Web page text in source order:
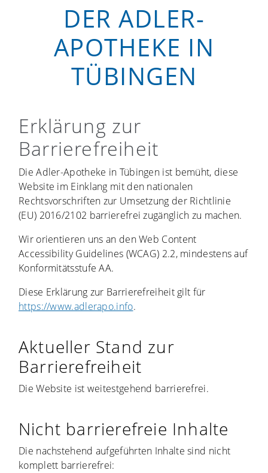
Ernährungsberatung
Phytothek
TCM
Haus- & Reiseapotheke
Kompressionsstrümpfe
Medikamente
Apotheken Drive-In
Kundenkarte
Kosmetik-Produkte
Kontakt
DER ADLER-
APOTHEKE IN
TÜBINGEN
Erklärung zur
Barrierefreiheit
Die Adler-Apotheke in Tübingen ist bemüht, diese
Website im Einklang mit den nationalen
Rechtsvorschriften zur Umsetzung der Richtlinie
(EU) 2016/2102 barrierefrei zugänglich zu machen.
Wir orientieren uns an denWeb Content
Accessibility Guidelines (WCAG) 2.2, mindestens auf
Konformitätsstufe AA.
Diese Erklärung zur Barrierefreiheit gilt für
https://www.adlerapo.info.
Aktueller Stand zur
Barrierefreiheit
Die Website ist weitestgehend barrierefrei.
Nicht barrierefreie Inhalte
Die nachstehend aufgeführten Inhalte sind nicht
komplett barrierefrei: